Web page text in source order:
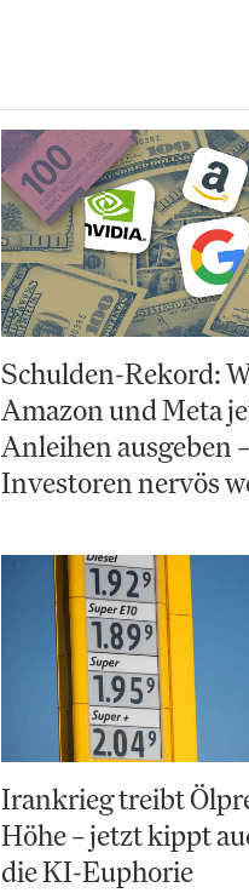
Schulden-Rekord:
Amazon und Meta
Anleihen ausgeben
Investoren nervös
Irankrieg treibt
Höhe – jetzt kippt
die KI-Euphorie